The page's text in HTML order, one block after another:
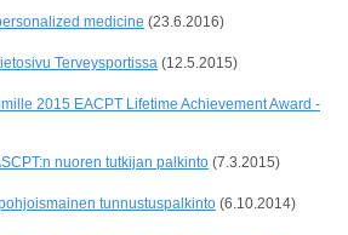
medicine (23.6.2016)
Terveysportissa (12.5.2015)
2015 EACPT Lifetime Achievement Award -
nuoren tutkijan palkinto (7.3.2015)
tunnustuspalkinto (6.10.2014)